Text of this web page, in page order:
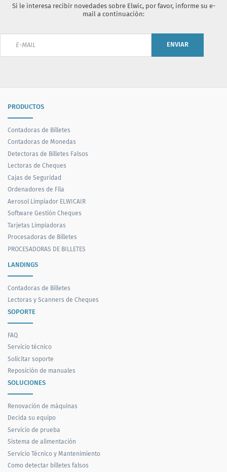
Si le interesa recibir novedades sobre Elwic, por favor, informe su e-
mail a continuación:
ENVIAR
PRODUCTOS
Contadoras de Billetes
Contadoras de Monedas
Detectoras de Billetes Falsos
Lectoras de Cheques
Cajas de Seguridad
Ordenadores de Fila
Aerosol Limpiador ELWICAIR
Software Gestión Cheques
Tarjetas Limpiadoras
Procesadoras de Billetes
PROCESADORAS DE BILLETES
LANDINGS
Contadoras de Billetes
Lectoras y Scanners de Cheques
SOPORTE
FAQ
Servicio técnico
Solicitar soporte
Reposición de manuales
SOLUCIONES
Renovación de máquinas
Decida su equipo
Servicio de prueba
Sistema de alimentación
Servicio Técnico y Mantenimiento
Como detectar billetes falsos